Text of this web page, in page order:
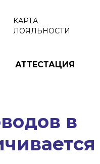
КАРТА
ЛОЯЛЬНОСТИ
АТТЕСТАЦИЯ
в